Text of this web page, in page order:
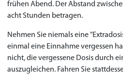
frühen Abend. Der Abstand
acht Stunden betragen.
Nehmen Sie niemals eine
einmal eine Einnahme vergessen
nicht, die vergessene Dosis durch
auszugleichen. Fahren Sie